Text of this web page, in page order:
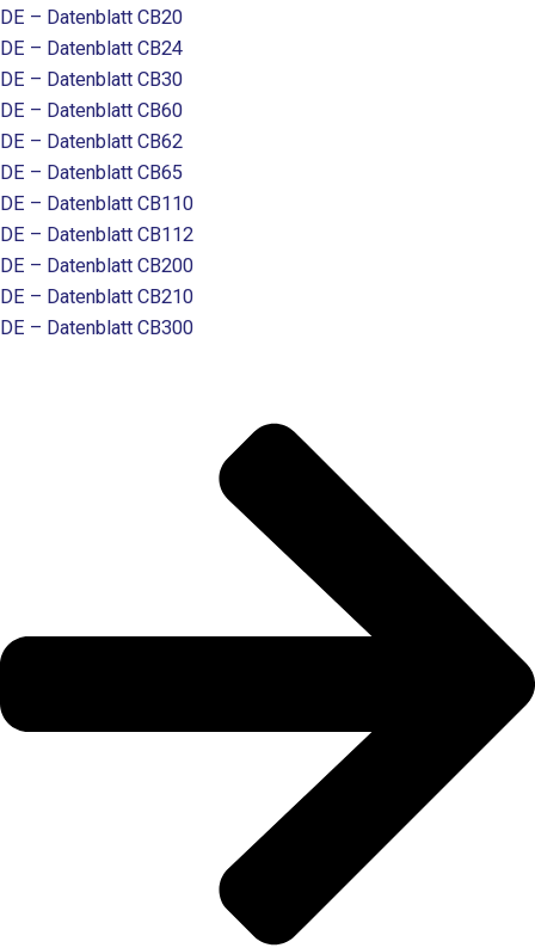
DE – Datenblatt CB20
DE – Datenblatt CB24
DE – Datenblatt CB30
DE – Datenblatt CB60
DE – Datenblatt CB62
DE – Datenblatt CB65
DE – Datenblatt CB110
DE – Datenblatt CB112
DE – Datenblatt CB200
DE – Datenblatt CB210
DE – Datenblatt CB300